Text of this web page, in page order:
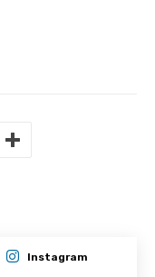
Instagram